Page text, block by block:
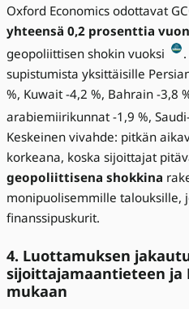
Oxford Economics odottavat
yhteensä 0,2 prosenttia
geopoliittisen shokin vuoksi
supistumista yksittäisille
%, Kuwait -4,2 %, Bahrain -3,8
arabiemiirikunnat -1,9 %,
Keskeinen vivahde: pitkän
korkeana, koska sijoittajat
geopoliittisena shokkina
monipuolisemmille talouksille,
finanssipuskurit.
4. Luottamuksen
sijoittajamaantieteen ja
mukaan